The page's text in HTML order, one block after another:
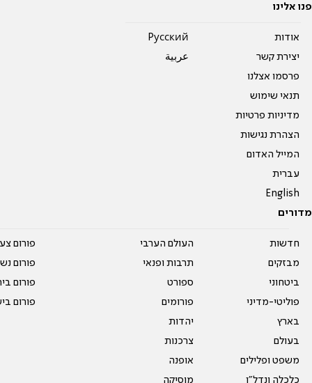
פנו אלינו
אודות
יצירת קשר
פרסמו אצלנו
תנאי שימוש
מדיניות פרטיות
הצהרת נגישות
המייל האדום
עברית
English
Pусский
عربية
מדורים
חדשות
מבזקים
ביטחוני
פוליטי-מדיני
בארץ
בעולם
משפט ופלילים
כלכלה ונדל"ן
העולם הערבי
תרבות ופנאי
ספורט
פורומים
יהדות
צרכנות
אופנה
מוסיקה
פורום
פורום
פורום
פורום